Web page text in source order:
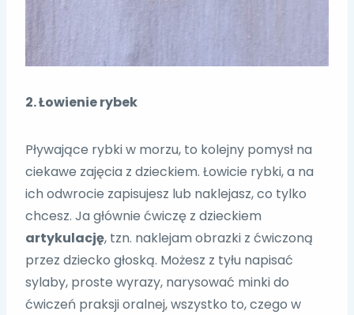
2. Łowienie rybek
Pływające rybki w morzu, to kolejny pomysł na
ciekawe zajęcia z dzieckiem. Łowicie rybki, a na
ich odwrocie zapisujesz lub naklejasz, co tylko
chcesz. Ja głównie ćwiczę z dzieckiem
artykulację, tzn. naklejam obrazki z ćwiczoną
przez dziecko głoską. Możesz z tyłu napisać
sylaby, proste wyrazy, narysować minki do
ćwiczeń praksji oralnej, wszystko to, czego w